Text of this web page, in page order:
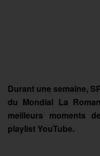
Durant une semaine,
du Mondial La
meilleurs moments
playlist YouTube.